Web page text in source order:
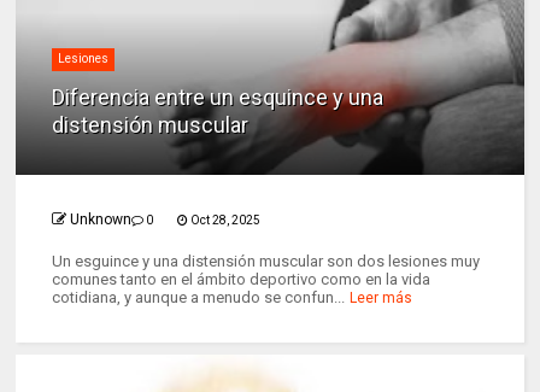
Lesiones
Diferencia entre un esquince y una
distensión muscular
Unknown 0 Oct 28, 2025
Un esguince y una distensión muscular son dos lesiones muy
comunes tanto en el ámbito deportivo como en la vida
cotidiana, y aunque a menudo se confun...
Leer más